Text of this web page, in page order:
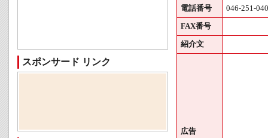
電話番号 046-251-
FAX番号
紹介文
広告
スポンサード リンク